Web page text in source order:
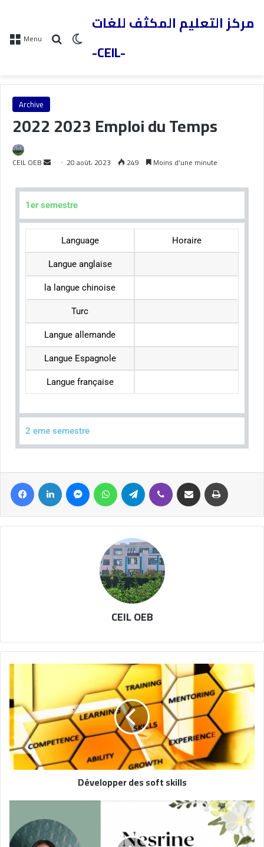
Menu
مركز التعليم المكثف للغات
-CEIL-
Archive
2022 2023 Emploi du Temps
CEIL OEB 20 août، 2023 249 Moins d’une minute
1er semestre
Language Horaire
Langue anglaise
la langue chinoise
Turc
Langue allemande
Langue Espagnole
Langue française
2 eme semestre
CEIL OEB
Développer des soft skills